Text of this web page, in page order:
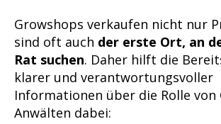
Growshops verkaufen nicht nur
sind oft auch der erste Ort, an
Rat suchen. Daher hilft die
klarer und verantwortungsvoller
Informationen über die Rolle von
Anwälten dabei: